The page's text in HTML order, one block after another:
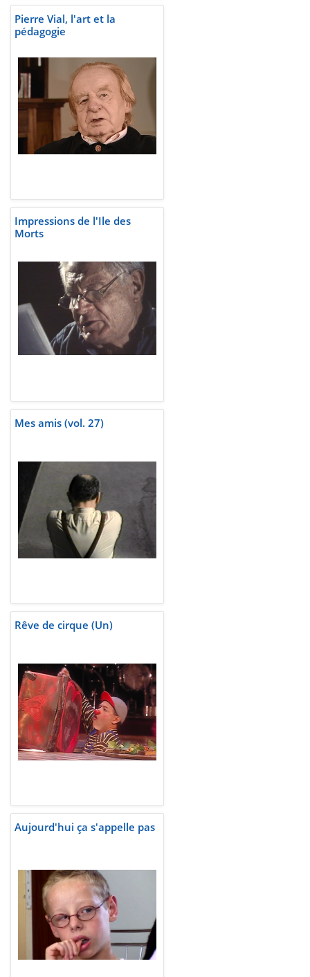
Pierre Vial, l'art et la
pédagogie
Impressions de l'Ile des
Morts
Mes amis (vol. 27)
Rêve de cirque (Un)
Aujourd'hui ça s'appelle pas